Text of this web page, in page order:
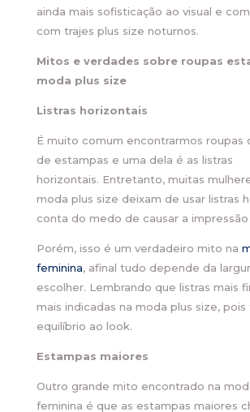
ainda mais sofisticação ao visual e
com trajes plus size noturnos.
Mitos e verdades sobre roupas
moda plus size
Listras horizontais
É muito comum encontrarmos roupas
de estampas e uma dela é as listras
horizontais. Entretanto, muitas
moda plus size deixam de usar listras
conta do medo de causar a
Porém, isso é um verdadeiro mito na
feminina, afinal tudo depende da
escolher. Lembrando que listras mais
mais indicadas na moda plus size, pois
equilíbrio ao look.
Estampas maiores
Outro grande mito encontrado na
feminina é que as estampas maiores